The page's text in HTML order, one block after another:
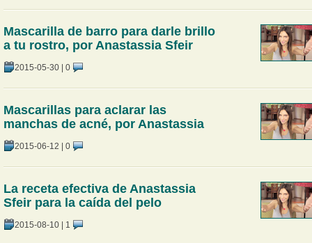
Mascarilla de barro para darle brillo
a tu rostro, por Anastassia Sfeir
2015-05-30| 0
Mascarillas para aclarar las
manchas de acné, por Anastassia
2015-06-12 | 0
La receta efectiva de Anastassia
Sfeir para la caída del pelo
2015-08-10| 1